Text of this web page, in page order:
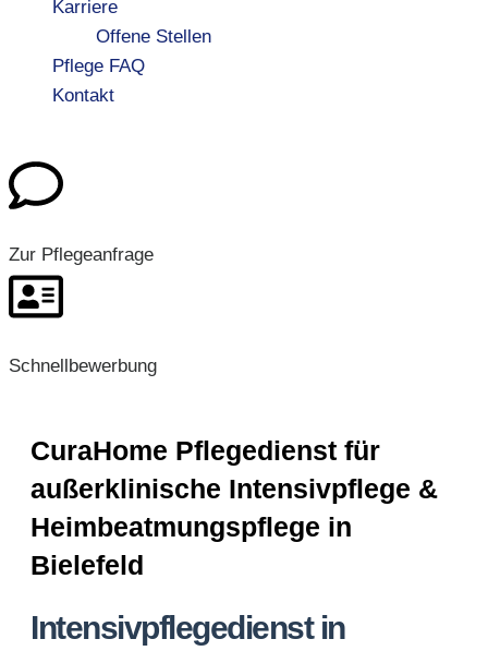
Karriere
Offene Stellen
Pflege FAQ
Kontakt
Zur Pflegeanfrage
Schnellbewerbung
CuraHome Pflegedienst für
außerklinische Intensivpflege &
Heimbeatmungspflege in
Bielefeld
Intensivpflegedienst in